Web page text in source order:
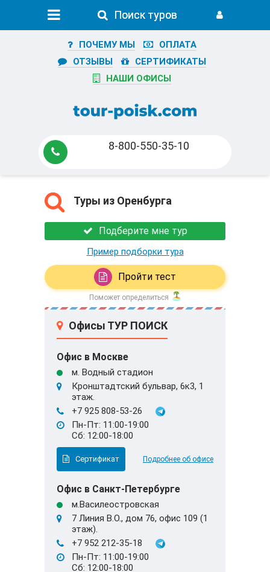
Поиск туров
Поиск туров
ПОЧЕМУ МЫ
ОПЛАТА
ОТЗЫВЫ
СЕРТИФИКАТЫ
НАШИ ОФИСЫ
8-800-550-35-10
Туры из Оренбурга
Подберите мне тур
Пример подборки тура
Пройти тест
Поможет определиться
Офисы ТУР ПОИСК
Офис в Москве
м. Водный стадион
Кронштадтский бульвар, 6к3, 1
этаж.
+7 925 808-53-26
Пн-Пт: 11:00-19:00
Сб: 12:00-18:00
Сертификат Подробнее об офисе
Офис в Санкт-Петербурге
м.Василеостровская
7 Линия В.О., дом 76, офис 109 (1
этаж).
+7 952 212-35-18
Пн-Пт: 11:00-19:00
Сб: 12:00-18:00